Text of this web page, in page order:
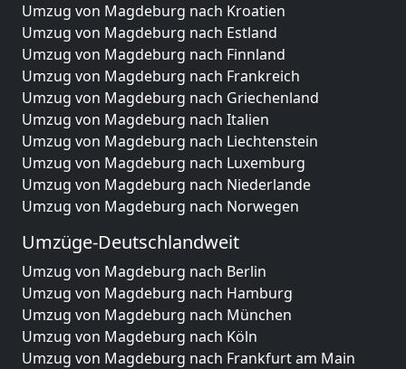
Umzug von Magdeburg nach Kroatien
Umzug von Magdeburg nach Estland
Umzug von Magdeburg nach Finnland
Umzug von Magdeburg nach Frankreich
Umzug von Magdeburg nach Griechenland
Umzug von Magdeburg nach Italien
Umzug von Magdeburg nach Liechtenstein
Umzug von Magdeburg nach Luxemburg
Umzug von Magdeburg nach Niederlande
Umzug von Magdeburg nach Norwegen
Umzüge-Deutschlandweit
Umzug von Magdeburg nach Berlin
Umzug von Magdeburg nach Hamburg
Umzug von Magdeburg nach München
Umzug von Magdeburg nach Köln
Umzug von Magdeburg nach Frankfurt am Main